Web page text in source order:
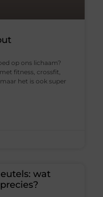
op ons lichaam?
fitness, crossfit,
het is ook super
wat